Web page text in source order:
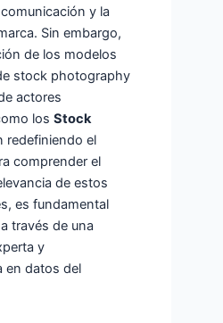
y la
Sin embargo,
de los modelos
stock photography
actores
losStock
redefiniendo el
comprender el
de estos
es fundamental
través de una
y
en datos del